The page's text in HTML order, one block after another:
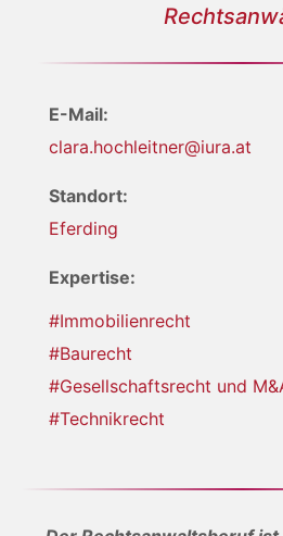
E-Mail:
clara.hochleitner@iura.at
Standort:
Eferding
Expertise:
#Immobilienrecht
#Baurecht
#Gesellschaftsrecht und
#Technikrecht